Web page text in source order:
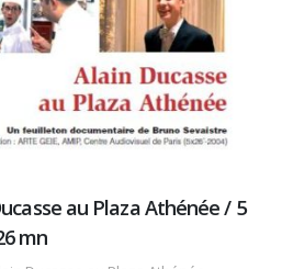
le Chef n° 237
à notre profession / " Les